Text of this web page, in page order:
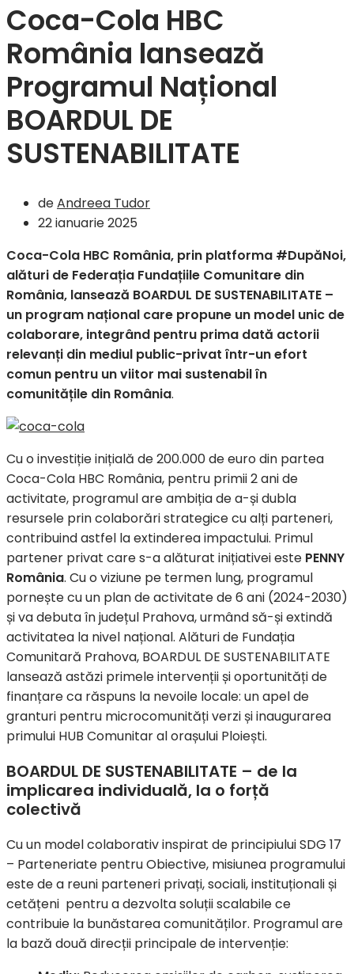
Coca-Cola HBC
România lansează
Programul Național
BOARDUL DE
SUSTENABILITATE
deAndreea Tudor
22 ianuarie 2025
Coca-Cola HBC România, prin platforma #DupăNoi,
alături de Federația Fundațiile Comunitare din
România, lansează BOARDUL DE SUSTENABILITATE –
un program național care propune un model unic de
colaborare, integrând pentru prima dată actorii
relevanți din mediul public-privat într-un efort
comun pentru un viitor mai sustenabil în
comunitățile din România.
Cu o investiție inițială de 200.000 de euro din partea
Coca-Cola HBC România, pentru primii 2 ani de
activitate, programul are ambiția de a-și dubla
resursele prin colaborări strategice cu alți parteneri,
contribuind astfel la extinderea impactului. Primul
partener privat care s-a alăturat inițiativei este PENNY
România. Cu o viziune pe termen lung, programul
pornește cu un plan de activitate de 6 ani (2024-2030)
și va debuta în județul Prahova, urmând să-și extindă
activitatea la nivel național. Alături de Fundația
Comunitară Prahova, BOARDUL DE SUSTENABILITATE
lansează astăzi primele intervenții și oportunități de
finanțare ca răspuns la nevoile locale: un apel de
granturi pentru microcomunități verzi și inaugurarea
primului HUB Comunitar al orașului Ploiești.
BOARDUL DE SUSTENABILITATE – de la
implicarea individuală, la o forță
colectivă
Cu un model colaborativ inspirat de principiului SDG 17
– Parteneriate pentru Obiective, misiunea programului
este de a reuni parteneri privați, sociali, instituționali și
cetățeni pentru a dezvolta soluții scalabile ce
contribuie la bunăstarea comunităților. Programul are
la bază două direcții principale de intervenție: